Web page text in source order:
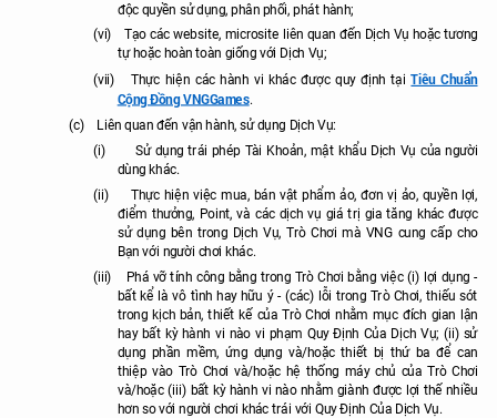
độc quyền sử dụng, phân phối, phát hành;
(vi)
Tạo các website, microsite liên quan đến Dịch Vụ hoặc tương
tự hoặc hoàn toàn giống với Dịch Vụ;
(vii)
Thực hiện các hành vi khácđượcquy định tạiTiêu Chuẩn
Cộng Đồng VNGGames.
(c)
Liên quan đến vận hành, sử dụng Dịch Vụ:
(i)
Sử dụng trái phép Tài Khoản, mật khẩu Dịch Vụ của người
dùng khác.
(ii)
Thực hiện việc mua, bán vật phẩm ảo, đơn vị ảo, quyền lợi,
điểm thưởng, Point,và các dịch vụ giá trị gia tăng khác được
sử dụng bên trong Dịch Vụ, Trò Chơi mà VNG cung cấp cho
Bạnvới người chơi khác.
(iii)
Phá vỡ tính công bằng trong Trò Chơi bằng việc (i) lợi dụng -
bất kể là vô tình hay hữu ý - (các) lỗi trong Trò Chơi, thiếu sót
trong kịch bản, thiết kế của Trò Chơi nhằm mục đích gian lận
hay bất kỳ hành vi nào vi phạm Quy Định Của Dịch Vụ; (ii) sử
dụng phần mềm, ứng dụng và/hoặc thiết bị thứ ba để can
thiệp vào Trò Chơi và/hoặc hệ thống máy chủ của Trò Chơi
và/hoặc (iii) bất kỳ hành vi nào nhằm giành được lợi thế nhiều
hơn so với người chơi khác trái với Quy Định Của Dịch Vụ.